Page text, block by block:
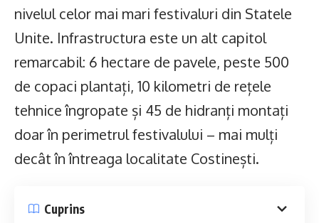
nivelul celor mai mari festivaluri din Statele
Unite. Infrastructura este un alt capitol
remarcabil: 6 hectare de pavele, peste 500
de copaci plantați, 10 kilometri de rețele
tehnice îngropate și 45 de hidranți montați
doar în perimetrul festivalului – mai mulți
decât în întreaga localitate Costinești.
Cuprins